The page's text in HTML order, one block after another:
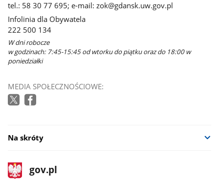
tel.: 58 30 77 695; e-mail: zok@gdansk.uw.gov.pl
Infolinia dla Obywatela
222 500 134
W dni robocze
w godzinach: 7:45-15:45 od wtorku do piątku oraz do 18:00 w
poniedziałki
MEDIA SPOŁECZNOŚCIOWE:
Na skróty
stopka
gov.pl
Strona
gov.pl